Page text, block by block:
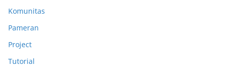
Komunitas
Pameran
Project
Tutorial